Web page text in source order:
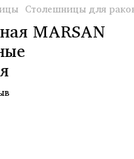
Столешницы для
MARSAN